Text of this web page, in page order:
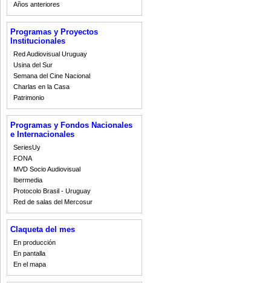
Años anteriores
Programas y Proyectos
Institucionales
Red Audiovisual Uruguay
Usina del Sur
Semana del Cine Nacional
Charlas en la Casa
Patrimonio
Programas y Fondos Nacionales
e Internacionales
SeriesUy
FONA
MVD Socio Audiovisual
Ibermedia
Protocolo Brasil - Uruguay
Red de salas del Mercosur
Claqueta del mes
En producción
En pantalla
En el mapa